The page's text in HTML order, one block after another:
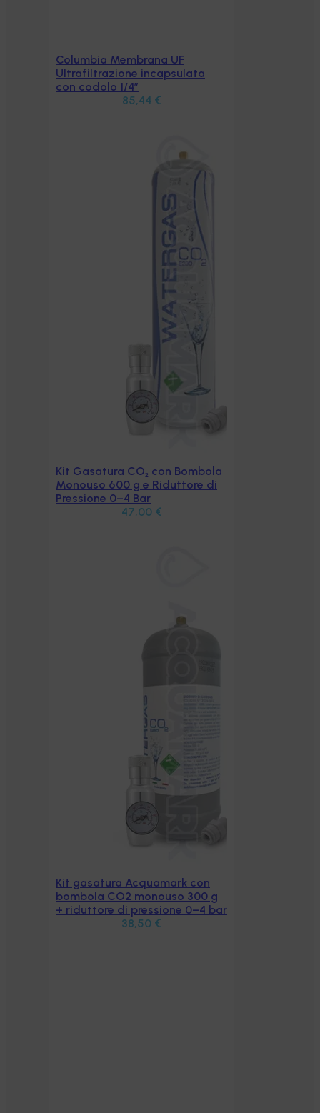
Aggiungi al carrello
Columbia Membrana UF
Ultrafiltrazione incapsulata
con codolo 1/4”
85,44 €
Aggiungi al carrello
Kit Gasatura CO₂ con Bombola
Monouso 600 g e Riduttore di
Pressione 0–4 Bar
47,00 €
Aggiungi al carrello
Kit gasatura Acquamark con
bombola CO2 monouso 300 g
+ riduttore di pressione 0–4 bar
38,50 €